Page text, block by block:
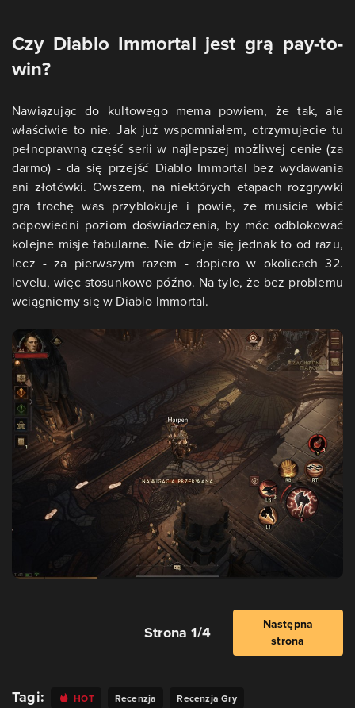
Czy Diablo Immortal jest grą pay-to-
win?
Nawiązując do kultowego mema powiem, że tak, ale
właściwie to nie. Jak już wspomniałem, otrzymujecie tu
pełnoprawną część serii w najlepszej możliwej cenie (za
darmo) - da się przejść Diablo Immortal bez wydawania
ani złotówki. Owszem, na niektórych etapach rozgrywki
gra trochę was przyblokuje i powie, że musicie wbić
odpowiedni poziom doświadczenia, by móc odblokować
kolejne misje fabularne. Nie dzieje się jednak to od razu,
lecz - za pierwszym razem - dopiero w okolicach 32.
levelu, więc stosunkowo późno. Na tyle, że bez problemu
wciągniemy się w Diablo Immortal.
Strona 1/4
Następna
strona
Tagi: HOT Recenzja
Recenzja Gry